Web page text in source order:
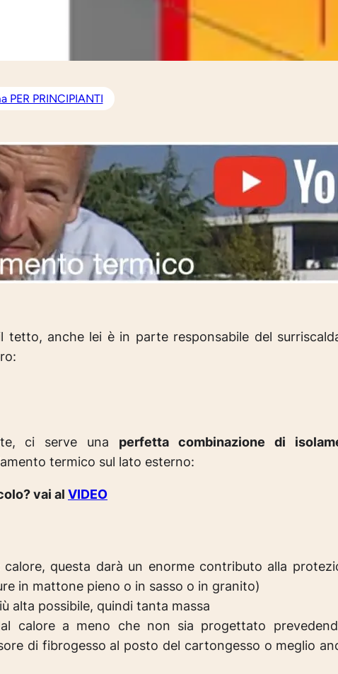
PER PRINCIPIANTI
tetto, anche lei è in parte responsabile del
ci serve una perfetta combinazione di
termico sul lato esterno:
vai al VIDEO
questa darà un enorme contributo alla
in mattone pieno o in sasso o in granito)
alta possibile, quindi tanta massa
calore a meno che non sia progettato
di fibrogesso al posto del cartongesso o meglio